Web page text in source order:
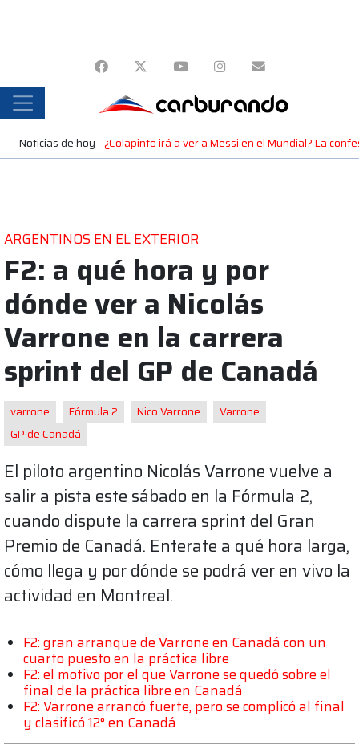
Noticias de hoy ¿Colapinto irá a ver a Messi en el Mundial? La
ARGENTINOS EN EL EXTERIOR
F2: a qué hora y por
dónde ver a Nicolás
Varrone en la carrera
sprint del GP de Canadá
varrone Fórmula 2 Nico Varrone
Varrone
GP de Canadá
El piloto argentino Nicolás Varrone vuelve a
salir a pista este sábado en la Fórmula 2,
cuando dispute la carrera sprint del Gran
Premio de Canadá. Enterate a qué hora larga,
cómo llega y por dónde se podrá ver en vivo la
actividad en Montreal.
F2: gran arranque de Varrone en Canadá con un
cuarto puesto en la práctica libre
F2: el motivo por el que Varrone se quedó sobre el
final de la práctica libre en Canadá
F2: Varrone arrancó fuerte, pero se complicó al final
y clasificó 12° en Canadá